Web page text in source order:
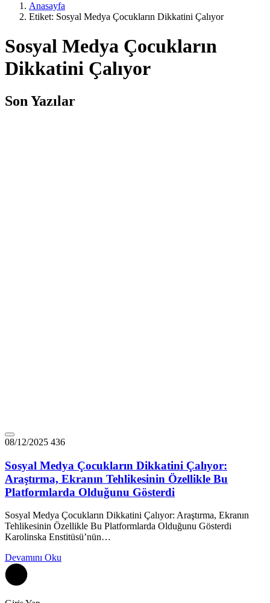
Anasayfa
Etiket: Sosyal Medya Çocukların Dikkatini Çalıyor
Sosyal Medya Çocukların
Dikkatini Çalıyor
Son Yazılar
08/12/2025 436
Sosyal Medya Çocukların Dikkatini Çalıyor:
Araştırma, Ekranın Tehlikesinin Özellikle Bu
Platformlarda Olduğunu Gösterdi
Sosyal Medya Çocukların Dikkatini Çalıyor: Araştırma, Ekranın
Tehlikesinin Özellikle Bu Platformlarda Olduğunu Gösterdi
Karolinska Enstitüsü’nün…
Devamını Oku